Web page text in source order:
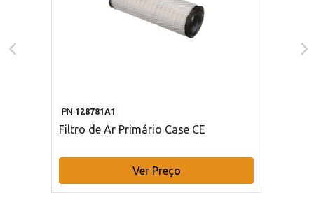
PN 128781A1
Filtro de Ar Primário Case CE
Ver Preço